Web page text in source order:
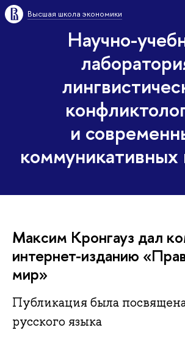
Высшая школа экономики
Научно-
и
коммуникативных
Максим Кронгауз дал
интернет-изданию
мир»
Публикация была
русского языка